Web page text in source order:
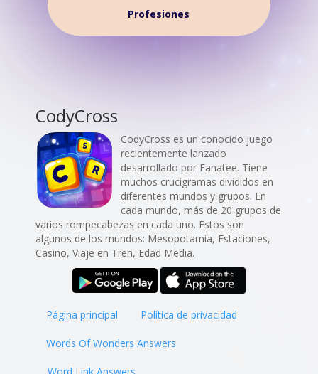
Profesiones
CodyCross
CodyCross es un conocido juego
recientemente lanzado
desarrollado por Fanatee. Tiene
muchos crucigramas divididos en
diferentes mundos y grupos. En
cada mundo, más de 20 grupos de
varios rompecabezas en cada uno. Estos son
algunos de los mundos: Mesopotamia, Estaciones,
Casino, Viaje en Tren, Edad Media.
Página principal Política de privacidad
Words Of Wonders Answers